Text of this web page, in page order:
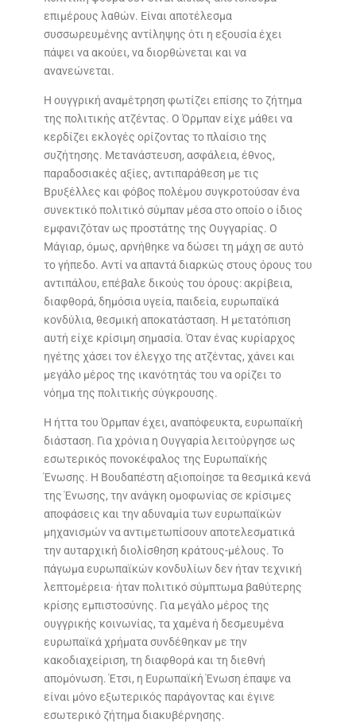
επιμέρους λαθών. Είναι αποτέλεσμα
συσσωρευμένης αντίληψης ότι η εξουσία έχει
πάψει να ακούει, να διορθώνεται και να
ανανεώνεται.
Η ουγγρική αναμέτρηση φωτίζει επίσης το ζήτημα
της πολιτικής ατζέντας. Ο Όρμπαν είχε μάθει να
κερδίζει εκλογές ορίζοντας το πλαίσιο της
συζήτησης. Μετανάστευση, ασφάλεια, έθνος,
παραδοσιακές αξίες, αντιπαράθεση με τις
Βρυξέλλες και φόβος πολέμου συγκροτούσαν ένα
συνεκτικό πολιτικό σύμπαν μέσα στο οποίο ο ίδιος
εμφανιζόταν ως προστάτης της Ουγγαρίας. Ο
Μάγιαρ, όμως, αρνήθηκε να δώσει τη μάχη σε αυτό
το γήπεδο. Αντί να απαντά διαρκώς στους όρους του
αντιπάλου, επέβαλε δικούς του όρους: ακρίβεια,
διαφθορά, δημόσια υγεία, παιδεία, ευρωπαϊκά
κονδύλια, θεσμική αποκατάσταση. Η μετατόπιση
αυτή είχε κρίσιμη σημασία. Όταν ένας κυρίαρχος
ηγέτης χάσει τον έλεγχο της ατζέντας, χάνει και
μεγάλο μέρος της ικανότητάς του να ορίζει το
νόημα της πολιτικής σύγκρουσης.
Η ήττα του Όρμπαν έχει, αναπόφευκτα, ευρωπαϊκή
διάσταση. Για χρόνια η Ουγγαρία λειτούργησε ως
εσωτερικός πονοκέφαλος της Ευρωπαϊκής
Ένωσης. Η Βουδαπέστη αξιοποίησε τα θεσμικά κενά
της Ένωσης, την ανάγκη ομοφωνίας σε κρίσιμες
αποφάσεις και την αδυναμία των ευρωπαϊκών
μηχανισμών να αντιμετωπίσουν αποτελεσματικά
την αυταρχική διολίσθηση κράτους-μέλους. Το
πάγωμα ευρωπαϊκών κονδυλίων δεν ήταν τεχνική
λεπτομέρεια· ήταν πολιτικό σύμπτωμα βαθύτερης
κρίσης εμπιστοσύνης. Για μεγάλο μέρος της
ουγγρικής κοινωνίας, τα χαμένα ή δεσμευμένα
ευρωπαϊκά χρήματα συνδέθηκαν με την
κακοδιαχείριση, τη διαφθορά και τη διεθνή
απομόνωση. Έτσι, η Ευρωπαϊκή Ένωση έπαψε να
είναι μόνο εξωτερικός παράγοντας και έγινε
εσωτερικό ζήτημα διακυβέρνησης.